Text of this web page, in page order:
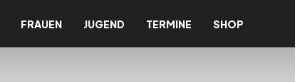
FRAUEN JUGEND TERMINE SHOP